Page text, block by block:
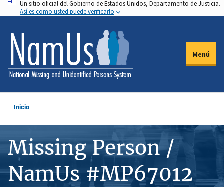
Pasar
al
contenido
principal
Un sitio oficial del Gobierno de Estados Unidos, Departamento de Justicia.
Así es como usted puede verificarlo
Menú
Inicio
Missing Person /
NamUs #MP67012